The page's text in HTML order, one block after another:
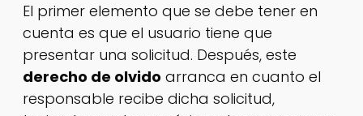
El primer elemento que se debe tener en
cuenta es que el usuario tiene que
presentar una solicitud. Después, este
derecho de olvido arranca en cuanto el
responsable recibe dicha solicitud,